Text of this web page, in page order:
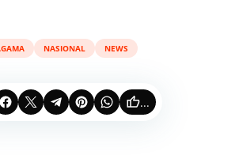
NASIONAL NEWS
...